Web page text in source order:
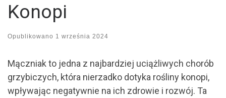
Konopi
Opublikowano 1 września 2024
Mączniak to jedna z najbardziej uciążliwych chorób
grzybiczych, która nierzadko dotyka rośliny konopi,
wpływając negatywnie na ich zdrowie i rozwój. Ta